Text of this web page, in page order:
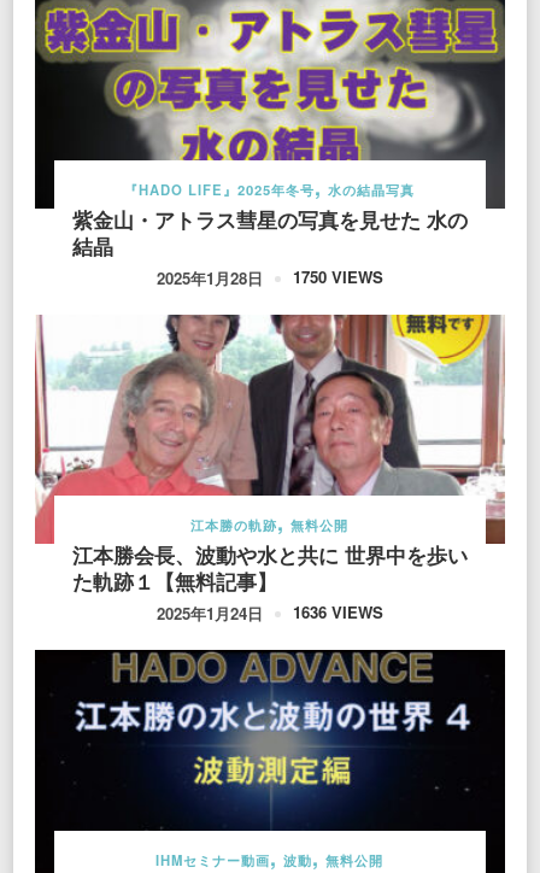
『HADO LIFE』2025年冬号 水の結晶写真
紫金山・アトラス彗星の写真を見せた 水の
結晶
2025年1月28日 1750 VIEWS
江本勝の軌跡 無料公開
江本勝会長、波動や水と共に 世界中を歩い
た軌跡１【無料記事】
2025年1月24日 1636 VIEWS
IHMセミナー動画 波動 無料公開